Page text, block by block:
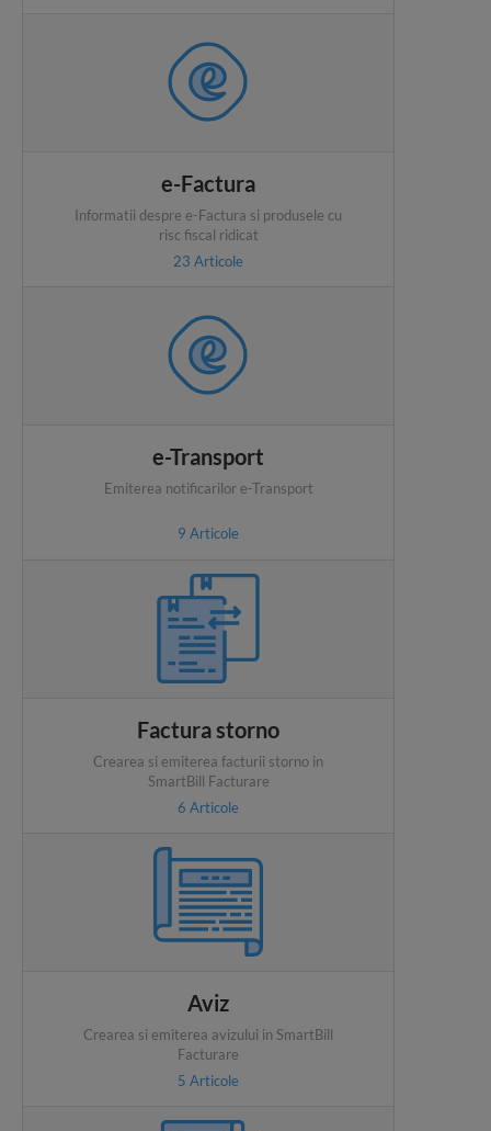
e-Factura
Informatii despre e-Factura si produsele cu
risc fiscal ridicat
23 Articole
e-Transport
Emiterea notificarilor e-Transport
9 Articole
Factura storno
Crearea si emiterea facturii storno in
SmartBill Facturare
6 Articole
Aviz
Crearea si emiterea avizului in SmartBill
Facturare
5 Articole